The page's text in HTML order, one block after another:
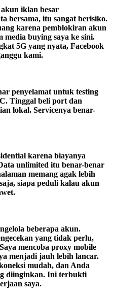
iklan besar
bersama, itu sangat berisiko.
karena pemblokiran akun
media buying saya ke sini.
5G yang nyata, Facebook
kami.
penyelamat untuk testing
Tinggal beli port dan
lokal. Servicenya benar-
karena biayanya
unlimited itu benar-benar
memang agak lebih
siapa peduli kalau akun
beberapa akun.
yang tidak perlu,
mencoba proxy mobile
menjadi jauh lebih lancar.
mudah, dan Anda
diinginkan. Ini terbukti
saya.